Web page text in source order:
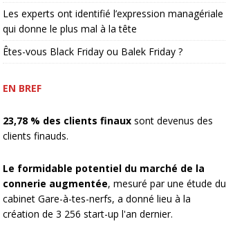
Les experts ont identifié l’expression managériale
qui donne le plus mal à la tête
Êtes-vous Black Friday ou Balek Friday ?
EN BREF
23,78 % des clients finaux sont devenus des
clients finauds.
Le formidable potentiel du marché de la
connerie augmentée, mesuré par une étude du
cabinet Gare-à-tes-nerfs, a donné lieu à la
création de 3 256 start-up l'an dernier.